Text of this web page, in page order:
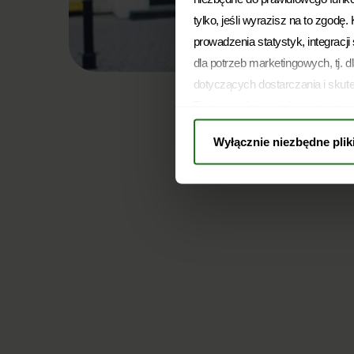
tylko, jeśli wyrazisz na to zgodę.
prowadzenia statystyk,
dla potrzeb marketingowych, tj.
dotyczących dostarczania i
pozostanie bez wpływu na
przed jej wycofaniem.
Warszawie, ul. Żwirki i Wigury
zdecydować, na który rodzaj
przysługujących Ci na mocy
Wyłącznie niezbędne